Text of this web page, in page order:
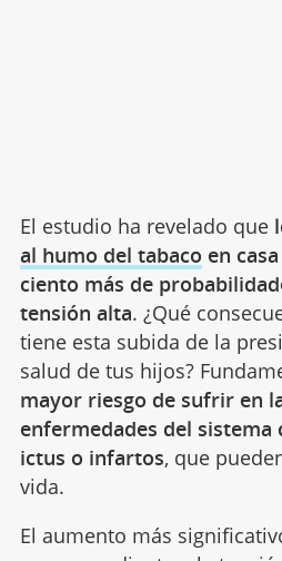
El estudio ha revelado que
al humo del tabaco en
ciento más de
tensión alta. ¿Qué
tiene esta subida de la
salud de tus hijos?
mayor riesgo de sufrir en
enfermedades del
ictus o infartos, que
vida.
El aumento más